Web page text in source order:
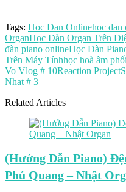
Tags: Hoc Dan Onlinehoc dan
OrganHọc Đàn Organ Trên
đàn piano onlineHọc Đàn
Trên Máy Tínhhọc hoà âm
Vo Vlog # 10Reaction Project
Nhat # 3
Related Articles
(Hướng Dẫn Piano)
Phú Quang – Nhật